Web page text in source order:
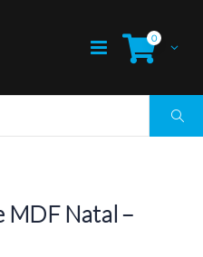
0
MDF Natal –